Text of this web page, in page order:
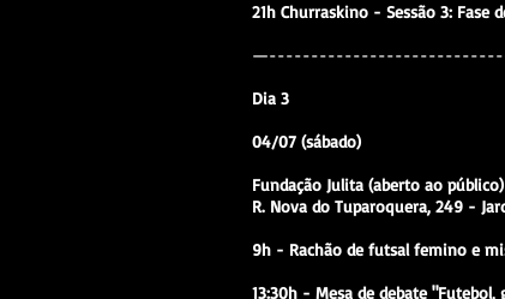
21h Churraskino - Sessão 3: Fase
Dia 3
04/07 (sábado)
Fundação Julita (aberto ao público)
R. Nova do Tuparoquera, 249 -
9h - Rachão de futsal femino e
13:30h - Mesa de debate